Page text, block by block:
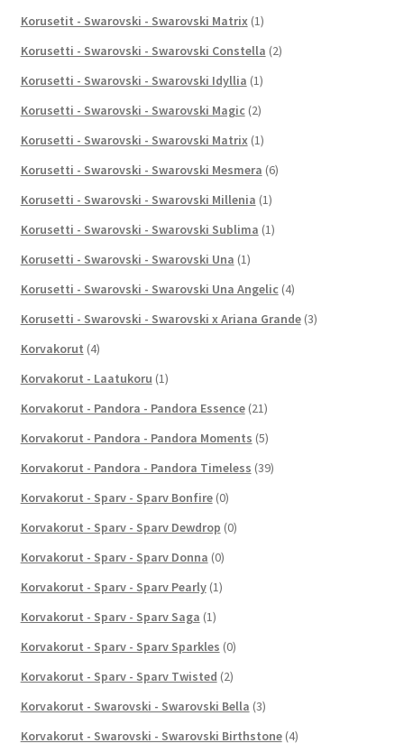
Korusetit - Swarovski - Swarovski Matrix (1)
Korusetti - Swarovski - Swarovski Constella (2)
Korusetti - Swarovski - Swarovski Idyllia (1)
Korusetti - Swarovski - Swarovski Magic (2)
Korusetti - Swarovski - Swarovski Matrix (1)
Korusetti - Swarovski - Swarovski Mesmera (6)
Korusetti - Swarovski - Swarovski Millenia (1)
Korusetti - Swarovski - Swarovski Sublima (1)
Korusetti - Swarovski - Swarovski Una (1)
Korusetti - Swarovski - Swarovski Una Angelic (4)
Korusetti - Swarovski - Swarovski x Ariana Grande (3)
Korvakorut (4)
Korvakorut - Laatukoru (1)
Korvakorut - Pandora - Pandora Essence (21)
Korvakorut - Pandora - Pandora Moments (5)
Korvakorut - Pandora - Pandora Timeless (39)
Korvakorut - Sparv - Sparv Bonfire (0)
Korvakorut - Sparv - Sparv Dewdrop (0)
Korvakorut - Sparv - Sparv Donna (0)
Korvakorut - Sparv - Sparv Pearly (1)
Korvakorut - Sparv - Sparv Saga (1)
Korvakorut - Sparv - Sparv Sparkles (0)
Korvakorut - Sparv - Sparv Twisted (2)
Korvakorut - Swarovski - Swarovski Bella (3)
Korvakorut - Swarovski - Swarovski Birthstone (4)